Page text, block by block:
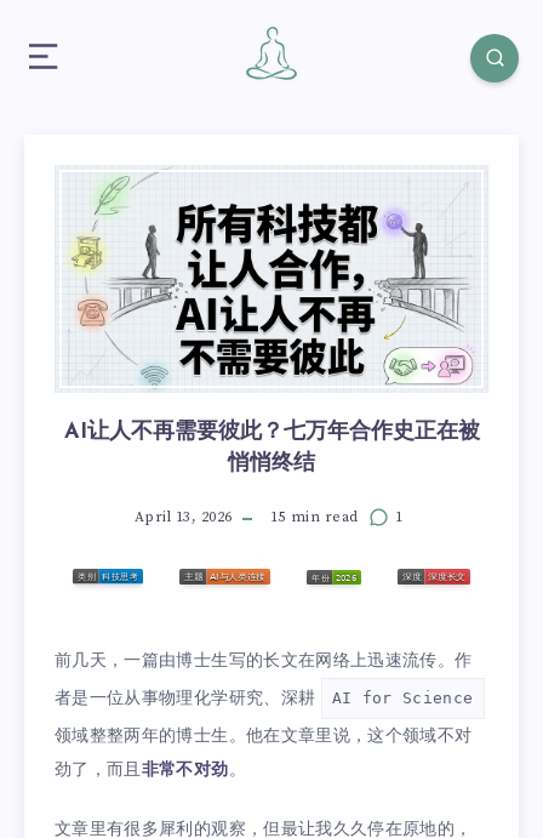
AI让人不再需要彼此？七万年合作史正在被
悄悄终结
April 13, 2026 15 min read 1
前几天，一篇由博士生写的长文在网络上迅速流传。作
者是一位从事物理化学研究、深耕
AI for Science
领域整整两年的博士生。他在文章里说，这个领域不对
劲了，而且非常不对劲。
文章里有很多犀利的观察，但最让我久久停在原地的，